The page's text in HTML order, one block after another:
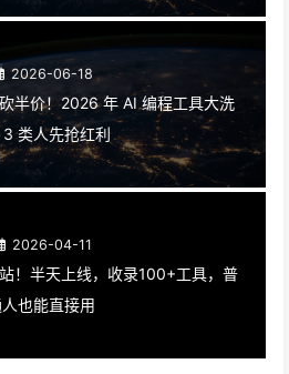
2026-06-18
半价！2026 年 AI 编程工具大洗
3 类人先抢红利
2026-04-11
！半天上线，收录100+工具，普
也能直接用